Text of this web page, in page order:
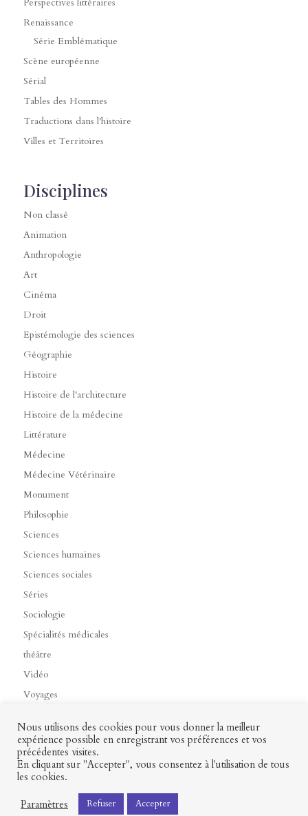
Renaissance
Série Emblématique
Scène européenne
Sérial
Tables des Hommes
Traductions dans l'histoire
Villes et Territoires
Disciplines
Non classé
Animation
Anthropologie
Art
Cinéma
Droit
Epistémologie des sciences
Géographie
Histoire
Histoire de l'architecture
Histoire de la médecine
Littérature
Médecine
Médecine Vétérinaire
Monument
Philosophie
Sciences
Sciences humaines
Sciences sociales
Séries
Sociologie
Spécialités médicales
théâtre
Vidéo
Voyages
Contact Mon profil
Nous utilisons des cookies pour vous donner la meilleur
expérience possible en enregistrant vos préférences et vos
précédentes visites.
En cliquant sur "Accepter", vous consentez à l'utilisation de tous
les cookies.
Paramètres
Refuser Accepter